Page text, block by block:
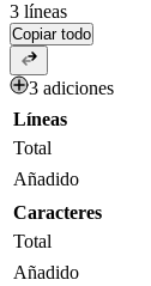
3 líneas
Copiar todo
3 adiciones
Líneas
Total
Añadido
Caracteres
Total
Añadido